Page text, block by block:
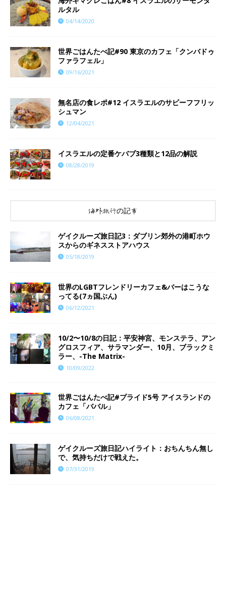
ルタル
04/14/2020
世界ごはんたべ記#90 東京のカフェ「クンバドゥ
ファラフェル」
09/16/2021
無名店の食レポ#12 イスラエルのサビーフフリッ
シュマン
12/04/2021
イスラエルの定番ケバブ3種類と12品の解説
08/28/2019
海外旅行の記事
ゲイクルーズ旅日記3：ダブリン郊外の港町ホウ
スからのギネスストアハウス
05/18/2019
世界のLGBTフレンドリーカフェ&バーはこうな
ってる(7ヵ国ぶん)
06/12/2021
10/2〜10/8の日記：平安神宮、モンステラ、アン
グロスフィア、サラマンダー、10月、ブラックミ
ラー、-The Matrix-
10/09/2022
世界ごはんたべ記#プライド5号 アイスランドの
カフェ「ババル」
06/08/2021
ゲイクルーズ旅日記ハイライト：おちんちん無し
で、気持ちだけで戦えた。
07/31/2019